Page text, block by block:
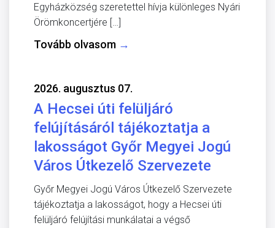
Egyházközség szeretettel hívja különleges Nyári
Örömkoncertjére […]
Tovább olvasom →
2026. augusztus 07.
A Hecsei úti felüljáró
felújításáról tájékoztatja a
lakosságot Győr Megyei Jogú
Város Útkezelő Szervezete
Győr Megyei Jogú Város Útkezelő Szervezete
tájékoztatja a lakosságot, hogy a Hecsei úti
felüljáró felújítási munkálatai a végső